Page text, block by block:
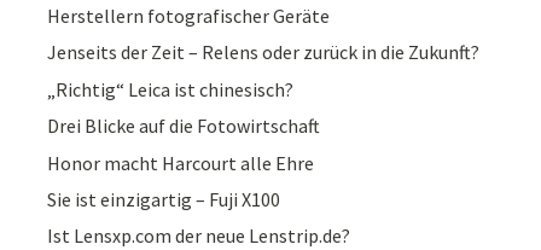
Herstellern fotografischer Geräte
Jenseits der Zeit – Relens oder zurück in die Zukunft?
„Richtig“ Leica ist chinesisch?
Drei Blicke auf die Fotowirtschaft
Honor macht Harcourt alle Ehre
Sie ist einzigartig – Fuji X100
Ist Lensxp.com der neue Lenstrip.de?